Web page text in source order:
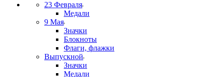
23 Февраля
Медали
9 Мая
Значки
Блокноты
Флаги, флажки
Выпускной
Значки
Медали